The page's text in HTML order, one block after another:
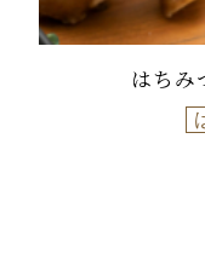
はちみ